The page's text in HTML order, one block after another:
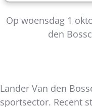
Op woensdag 1
den
Lander Van den
sportsector. Recent